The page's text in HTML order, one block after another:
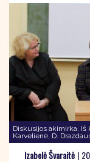
Diskusijos akimirka. Iš
Karvelienė, D.
Izabelė Švaraitė |